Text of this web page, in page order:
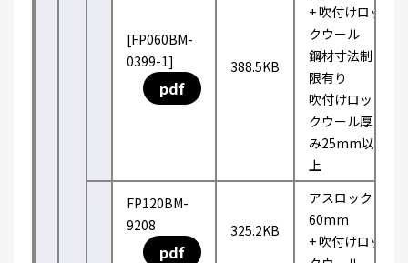
[FP060BM-
0399-1]
pdf
388.5KB
+ 吹付けロッ
クウール
鋼材寸法制
限有り
吹付けロッ
クウール厚
み25mm以
上
FP120BM-
9208
pdf
325.2KB
アスロック
60mm
+ 吹付けロッ